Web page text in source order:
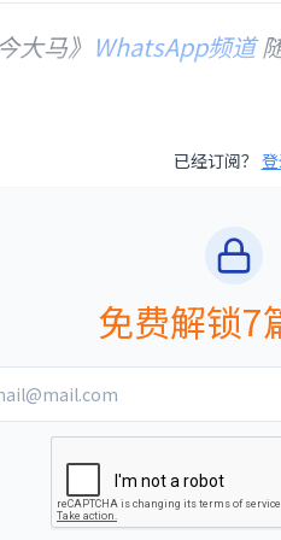
大马》 WhatsApp频道
已经订阅？
免费解锁7